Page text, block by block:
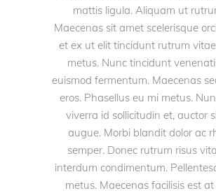
mattis ligula. Aliquam ut
Maecenas sit amet scelerisque
et ex ut elit tincidunt rutrum
metus. Nunc tincidunt
euismod fermentum. Maecenas
eros. Phasellus eu mi metus.
viverra id sollicitudin et, auctor
augue. Morbi blandit dolor ac
semper. Donec rutrum risus
interdum condimentum.
metus. Maecenas facilisis est